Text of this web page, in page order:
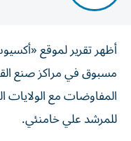
أظهر تقرير لموقع
مسبوق في مراكز صنع
المفاوضات مع
للمرشد علي خامنئي.